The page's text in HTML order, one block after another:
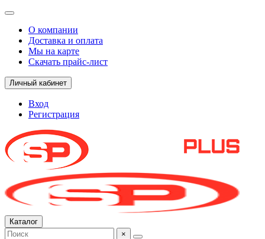
О компании
Доставка и оплата
Мы на карте
Скачать прайс-лист
Личный кабинет
Вход
Регистрация
Каталог
×